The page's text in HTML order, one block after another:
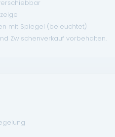
mit Spiegel (beleuchtet)
Zwischenverkauf vorbehalten.